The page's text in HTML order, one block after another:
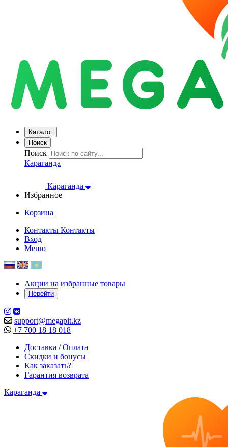
Каталог
Поиск
Поиск
Караганда
Караганда
Избранное
Корзина
Контакты Контакты
Вход
Меню
Акции на избранные товары
Перейти
support@megapit.kz
+7 700 18 18 018
Доставка / Оплата
Скидки и бонусы
Как заказать?
Гарантия возврата
Караганда